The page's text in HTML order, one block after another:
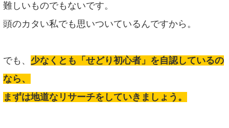
難しいものでもないです。
頭のカタい私でも思いついているんですから。
でも、 少なくとも「せどり初心者」を自認しているの
なら、
まずは地道なリサーチをしていきましょう。